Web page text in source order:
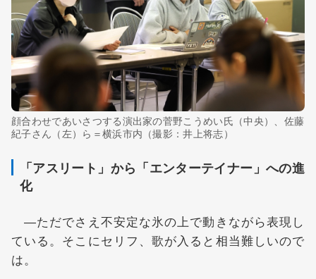
顔合わせであいさつする演出家の菅野こうめい氏（中央）、佐藤
紀子さん（左）ら＝横浜市内（撮影：井上将志）
「アスリート」から「エンターテイナー」への進
化
―ただでさえ不安定な氷の上で動きながら表現し
ている。そこにセリフ、歌が入ると相当難しいので
は。